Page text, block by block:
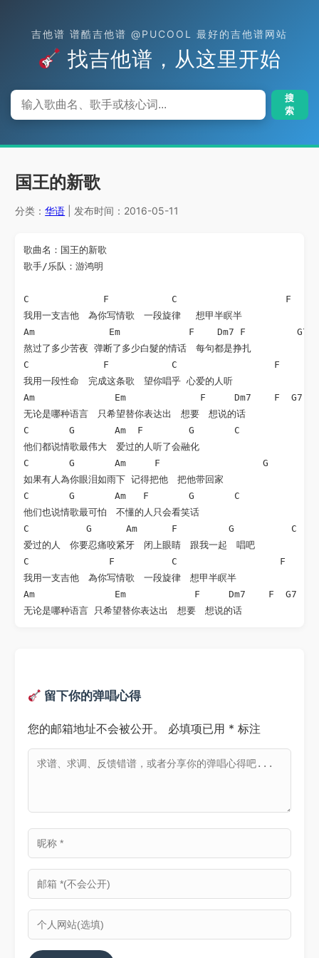
吉他谱 谱酷吉他谱 @PUCOOL 最好的吉他谱网站
找吉他谱，从这里开始
搜
索
国王的新歌
分类：华语 | 发布时间：2016-05-11
歌曲名：国王的新歌
歌手/乐队：游鸿明
C             F           C                   F
我用一支吉他　為你写情歌　一段旋律　 想甲半瞑半
Am             Em            F    Dm7 F         G7
熬过了多少苦夜 弹断了多少白髮的情话　每句都是挣扎
C             F           C                 F
我用一段性命　完成这条歌　望你唱乎 心爱的人听
Am              Em             F     Dm7    F  G7
无论是哪种语言　只希望替你表达出　想要　想说的话
C       G       Am  F        G       C
他们都说情歌最伟大　爱过的人听了会融化
C       G       Am     F                  G
如果有人為你眼泪如雨下 记得把他　把他带回家
C       G       Am   F       G       C
他们也说情歌最可怕　不懂的人只会看笑话
C          G      Am      F         G          C
爱过的人　你要忍痛咬紧牙　闭上眼睛　跟我一起　唱吧
C              F          C                  F
我用一支吉他　為你写情歌　一段旋律　想甲半瞑半
Am              Em            F     Dm7    F  G7
留下你的弹唱心得
您的邮箱地址不会被公开。 必填项已用 * 标注